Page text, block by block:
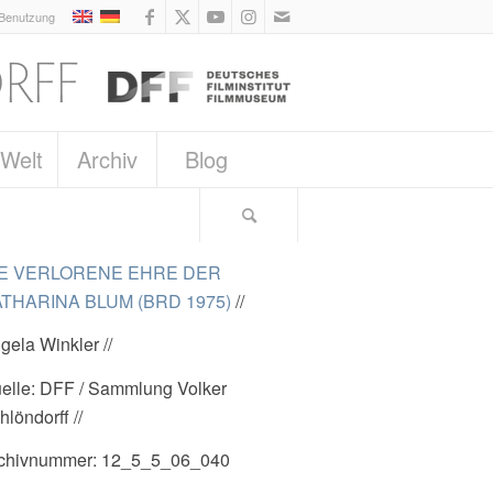
Archiv Blog
VERLORENE EHRE DER
BLUM (BRD 1975) //
Winkler //
DFF / Sammlung Volker
//
12_5_5_06_040